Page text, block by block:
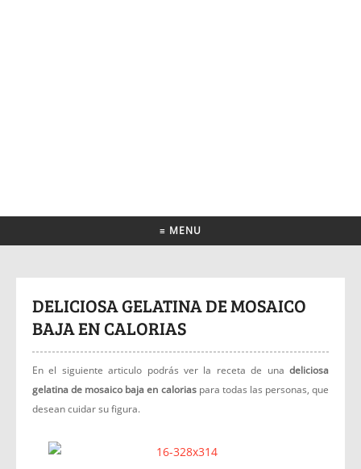
≡ MENU
DELICIOSA GELATINA DE MOSAICO
BAJA EN CALORIAS
En el siguiente articulo podrás ver la receta de una deliciosa
gelatina de mosaico baja en calorias para todas las personas, que
desean cuidar su figura.